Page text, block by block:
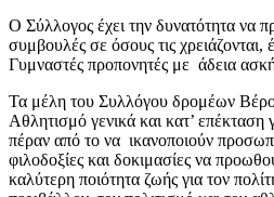
Ο Σύλλογος έχει την δυνατότητα να
συμβουλές σε όσους τις χρειάζονται,
Γυμναστές προπονητές με άδεια
Τα μέλη του Συλλόγου δρομέων
Αθλητισμό γενικά και κατ’ επέκταση
πέραν από το να ικανοποιούν
φιλοδοξίες και δοκιμασίες να
καλύτερη ποιότητα ζωής για τον